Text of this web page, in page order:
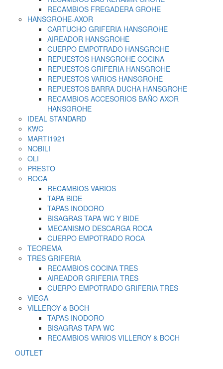
RECAMBIOS FREGADERA GROHE
HANSGROHE-AXOR
CARTUCHO GRIFERIA HANSGROHE
AIREADOR HANSGROHE
CUERPO EMPOTRADO HANSGROHE
REPUESTOS HANSGROHE COCINA
REPUESTOS GRIFERIA HANSGROHE
REPUESTOS VARIOS HANSGROHE
REPUESTOS BARRA DUCHA HANSGROHE
RECAMBIOS ACCESORIOS BAÑO AXOR
HANSGROHE
IDEAL STANDARD
KWC
MARTI1921
NOBILI
OLI
PRESTO
ROCA
RECAMBIOS VARIOS
TAPA BIDE
TAPAS INODORO
BISAGRAS TAPA WC Y BIDE
MECANISMO DESCARGA ROCA
CUERPO EMPOTRADO ROCA
TEOREMA
TRES GRIFERIA
RECAMBIOS COCINA TRES
AIREADOR GRIFERIA TRES
CUERPO EMPOTRADO GRIFERIA TRES
VIEGA
VILLEROY & BOCH
TAPAS INODORO
BISAGRAS TAPA WC
RECAMBIOS VARIOS VILLEROY & BOCH
OUTLET